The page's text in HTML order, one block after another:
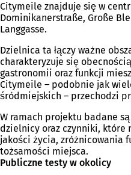
Citymeile znajduje się w
Dominikanerstraße, Große
Langgasse.
Dzielnica ta łączy ważne
charakteryzuje się
gastronomii oraz funkcji
Citymeile – podobnie jak
śródmiejskich – przechodzi
W ramach projektu badane
dzielnicy oraz czynniki, które
jakości życia, zróżnicowania
tożsamości miejsca.
Publiczne testy w okolicy